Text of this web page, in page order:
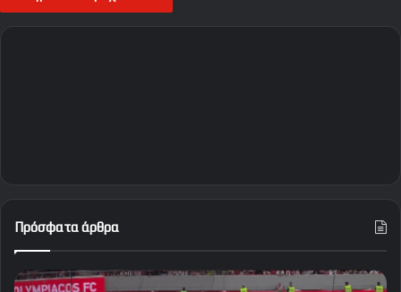
Πρόσφατα άρθρα